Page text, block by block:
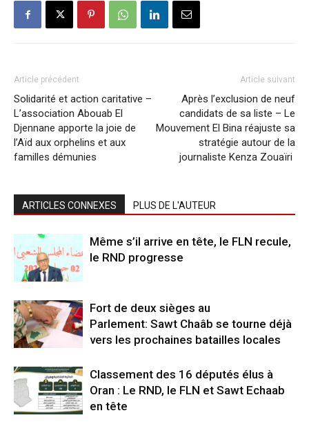
Article précédent
Solidarité et action caritative –
L’association Abouab El
Djennane apporte la joie de
l’Aïd aux orphelins et aux
familles démunies
Article suivant
Après l’exclusion de neuf
candidats de sa liste – Le
Mouvement El Bina réajuste sa
stratégie autour de la
journaliste Kenza Zouaïri
ARTICLES CONNEXES PLUS DE L'AUTEUR
Même s’il arrive en tête, le FLN recule,
le RND progresse
Fort de deux sièges au
Parlement: Sawt Chaâb se tourne déjà
vers les prochaines batailles locales
Classement des 16 députés élus à
Oran : Le RND, le FLN et Sawt Echaab
en tête